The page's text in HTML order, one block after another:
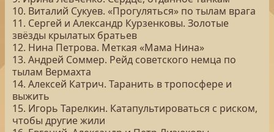
10. Виталий Сукуев. «Прогуляться» по тылам врага
11. Сергей и Александр Курзенковы. Золотые
звёзды крылатых братьев
12. Нина Петрова. Меткая «Мама Нина»
13. Андрей Соммер. Рейд советского немца по
тылам Вермахта
14. Алексей Катрич. Таранить в тропосфере и
выжить
15. Игорь Тарелкин. Катапультироваться с риском,
чтобы другие жили